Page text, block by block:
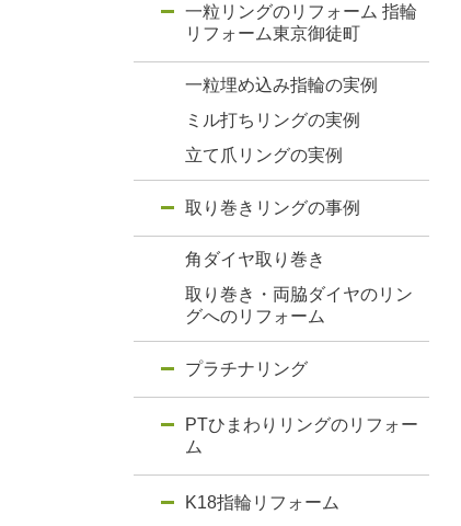
一粒リングのリフォーム 指輪
リフォーム東京御徒町
一粒埋め込み指輪の実例
ミル打ちリングの実例
立て爪リングの実例
取り巻きリングの事例
角ダイヤ取り巻き
取り巻き・両脇ダイヤのリン
グへのリフォーム
プラチナリング
PTひまわりリングのリフォー
ム
K18指輪リフォーム